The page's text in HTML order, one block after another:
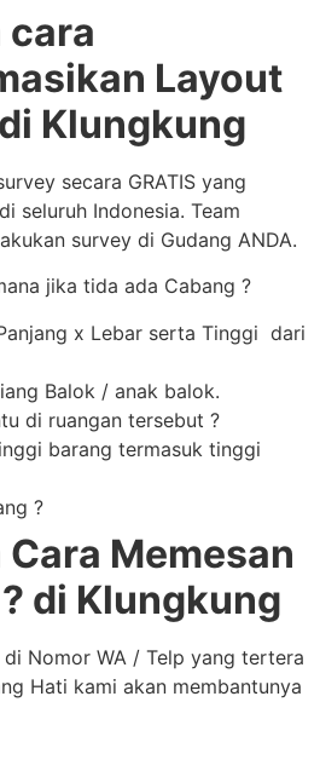
cara
Layout
Klungkung
secara GRATIS yang
seluruh Indonesia. Team
survey di Gudang ANDA.
jika tida ada Cabang ?
x Lebar serta Tinggi dari
Balok / anak balok.
di ruangan tersebut ?
barang termasuk tinggi
?
Memesan
di Klungkung
Nomor WA / Telp yang tertera
Hati kami akan membantunya